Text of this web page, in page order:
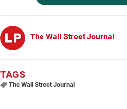
The Wall Street Journal
The Wall Street Journal